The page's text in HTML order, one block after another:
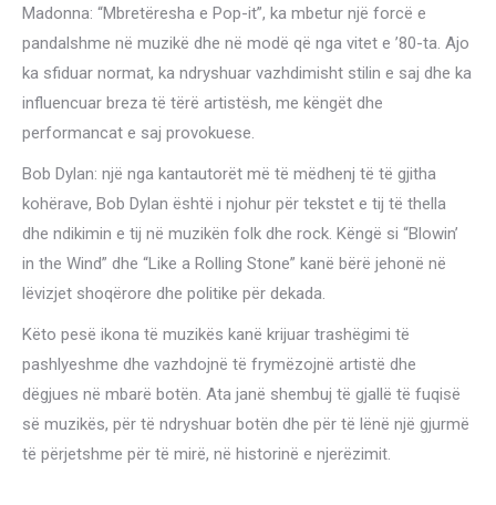
Madonna: “Mbretëresha e Pop-it”, ka mbetur një forcë e
pandalshme në muzikë dhe në modë që nga vitet e ’80-ta. Ajo
ka sfiduar normat, ka ndryshuar vazhdimisht stilin e saj dhe ka
influencuar breza të tërë artistësh, me këngët dhe
performancat e saj provokuese.
Bob Dylan: një nga kantautorët më të mëdhenj të të gjitha
kohërave, Bob Dylan është i njohur për tekstet e tij të thella
dhe ndikimin e tij në muzikën folk dhe rock. Këngë si “Blowin’
in the Wind” dhe “Like a Rolling Stone” kanë bërë jehonë në
lëvizjet shoqërore dhe politike për dekada.
Këto pesë ikona të muzikës kanë krijuar trashëgimi të
pashlyeshme dhe vazhdojnë të frymëzojnë artistë dhe
dëgjues në mbarë botën. Ata janë shembuj të gjallë të fuqisë
së muzikës, për të ndryshuar botën dhe për të lënë një gjurmë
të përjetshme për të mirë, në historinë e njerëzimit.